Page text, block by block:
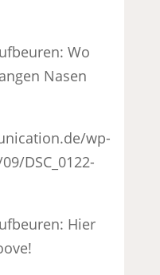
Wo
Nasen
wp-
DSC_0122-
Hier